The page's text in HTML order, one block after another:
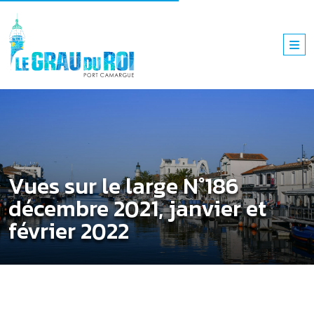
Vues sur le large N°186
décembre 2021, janvier et
février 2022